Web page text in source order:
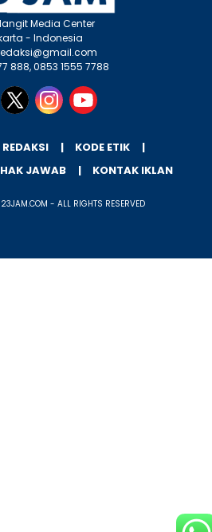
Media Center
- Indonesia
888, 0853 1555 7788
KODE ETIK
HAK JAWAB KONTAK IKLAN
- ALL RIGHTS RESERVED